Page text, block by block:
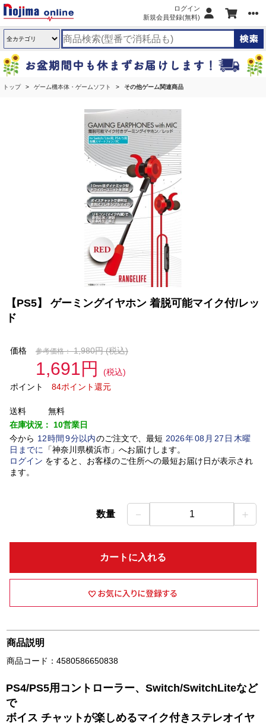
ログイン
新規会員登録(無料)
トップ ゲーム機本体・ゲームソフト その他ゲーム関連商品
【PS5】 ゲーミングイヤホン 着脱可能マイク付/レッ
ド
価格 参考価格： 1,980円(税込)
1,691円
(税込)
ポイント
84ポイント還元
送料
無料
在庫状況： 10営業日
今から 12時間 9分以内のご注文で、最短 2026年08 月 27 日木曜
日 までに 「神奈川県横浜市」 へお届けします。
ログイン をすると、お客様のご住所への最短お届け日が表示され
ます。
数量 － 1 ＋
カートに入れる
商品説明
商品コード：4580586650838
PS4/PS5用コントローラー、Switch/SwitchLiteなど
で
ボイス チャットが楽しめるマイク付きステレオイヤ